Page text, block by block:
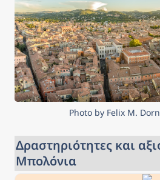
Photo by Felix M.
Δραστηριότητες και
Μπολόνια